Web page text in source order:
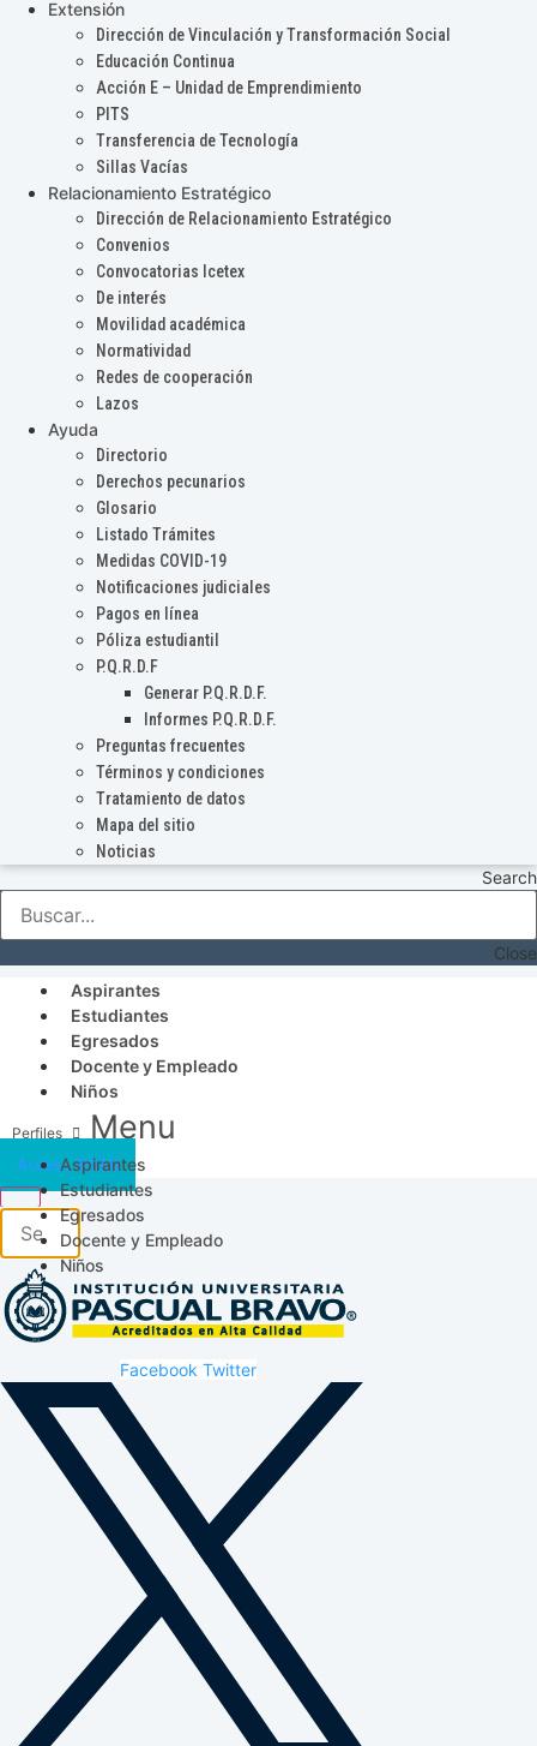
Extensión
Dirección de Vinculación y Transformación Social
Educación Continua
Acción E – Unidad de Emprendimiento
PITS
Transferencia de Tecnología
Sillas Vacías
Relacionamiento Estratégico
Dirección de Relacionamiento Estratégico
Convenios
Convocatorias Icetex
De interés
Movilidad académica
Normatividad
Redes de cooperación
Lazos
Ayuda
Directorio
Derechos pecunarios
Glosario
Listado Trámites
Medidas COVID-19
Notificaciones judiciales
Pagos en línea
Póliza estudiantil
P.Q.R.D.F
Generar P.Q.R.D.F.
Informes P.Q.R.D.F.
Preguntas frecuentes
Términos y condiciones
Tratamiento de datos
Mapa del sitio
Noticias
Search
Close
Aspirantes
Estudiantes
Egresados
Docente y Empleado
Niños
Menu
Aspirantes
Estudiantes
Egresados
Docente y Empleado
Niños
Acceso SICAU
Facebook Twitter